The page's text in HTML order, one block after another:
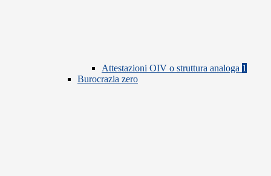
Attestazioni OIV o struttura analoga 1
Burocrazia zero